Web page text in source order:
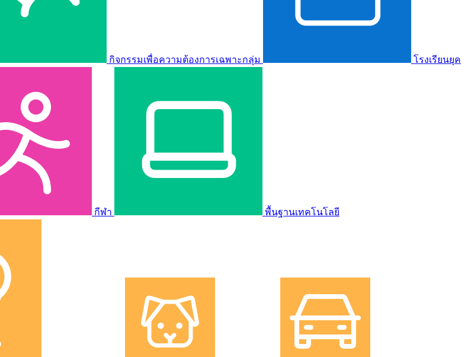
กิจกรรมเพื่อความต้องการเฉพาะกลุ่ม โรงเรียนยุค
กีฬา พื้นฐานเทคโนโลยี